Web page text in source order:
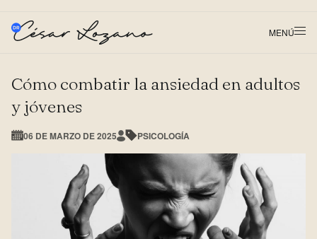
MENÚ
Cómo combatir la ansiedad en adultos
y jóvenes
06 DE MARZO DE 2025 PSICOLOGÍA